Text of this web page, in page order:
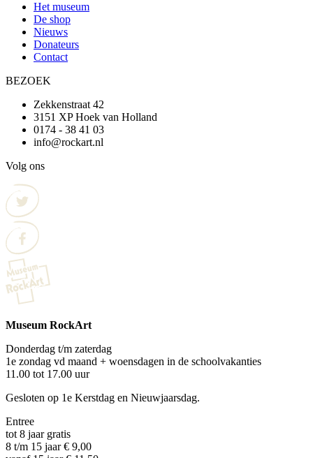
Het museum
De shop
Nieuws
Donateurs
Contact
BEZOEK
Zekkenstraat 42
3151 XP Hoek van Holland
0174 - 38 41 03
info@rockart.nl
Volg ons
Museum RockArt
Donderdag t/m zaterdag
1e zondag vd maand + woensdagen in de schoolvakanties
11.00 tot 17.00 uur
Gesloten op 1e Kerstdag en Nieuwjaarsdag.
Entree
tot 8 jaar gratis
8 t/m 15 jaar € 9,00